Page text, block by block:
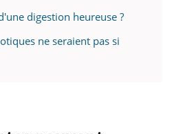
digestion heureuse ?
ne seraient pas si